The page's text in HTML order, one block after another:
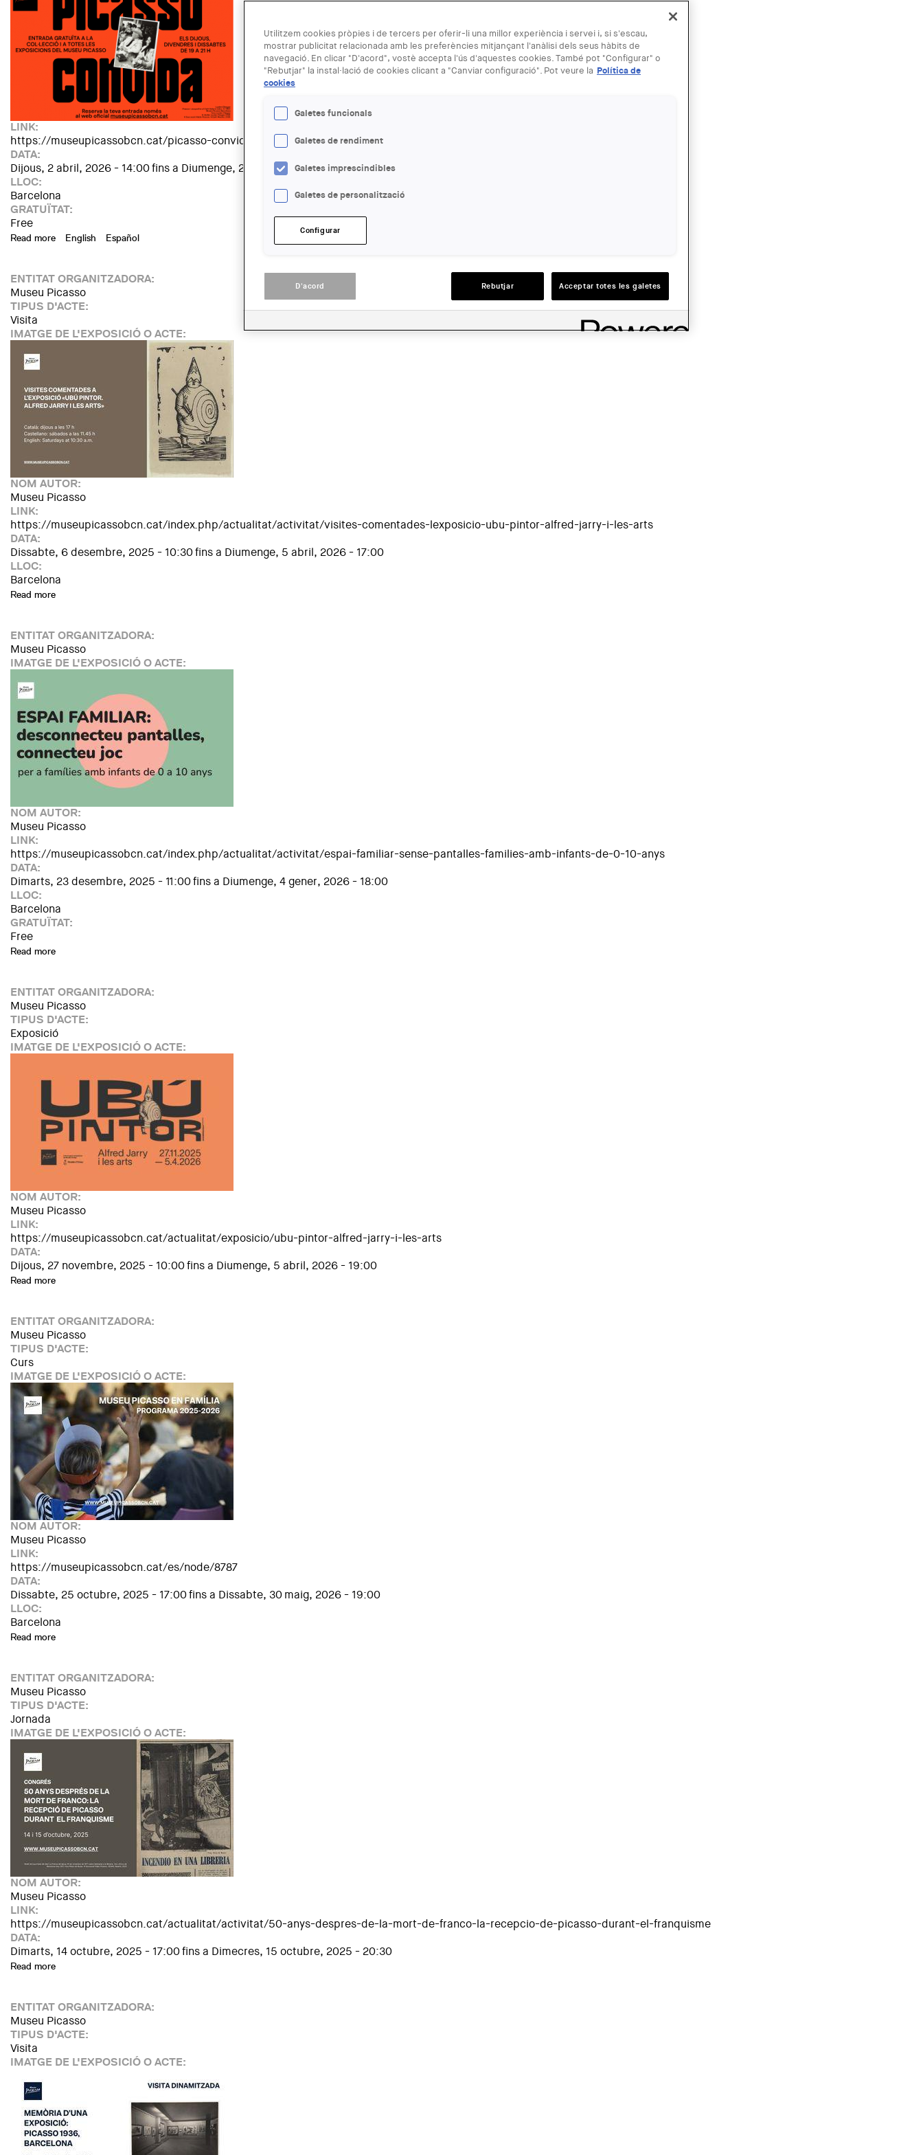
LINK:
https://museupicassobcn.cat/picasso-convida
DATA:
Dijous, 2 abril, 2026 - 14:00fins a Diumenge, 27 setembre, 2026 - 14:00
LLOC:
Barcelona
GRATUÏTAT:
Free
Read more about Picasso convida
English Español
ENTITAT ORGANITZADORA:
Museu Picasso
TIPUS D'ACTE:
Visita
IMATGE DE L'EXPOSICIÓ O ACTE:
NOM AUTOR:
Museu Picasso
LINK:
https://museupicassobcn.cat/index.php/actualitat/activitat/visites-comentades-lexposicio-ubu-pintor-alfred-jarry-i-les-arts
DATA:
Dissabte, 6 desembre, 2025 - 10:30fins a Diumenge, 5 abril, 2026 - 17:00
LLOC:
Barcelona
Read more
ENTITAT ORGANITZADORA:
Museu Picasso
IMATGE DE L'EXPOSICIÓ O ACTE:
NOM AUTOR:
Museu Picasso
LINK:
https://museupicassobcn.cat/index.php/actualitat/activitat/espai-familiar-sense-pantalles-families-amb-infants-de-0-10-anys
DATA:
Dimarts, 23 desembre, 2025 - 11:00fins a Diumenge, 4 gener, 2026 - 18:00
LLOC:
Barcelona
GRATUÏTAT:
Free
Read more
ENTITAT ORGANITZADORA:
Museu Picasso
TIPUS D'ACTE:
Exposició
IMATGE DE L'EXPOSICIÓ O ACTE:
NOM AUTOR:
Museu Picasso
LINK:
https://museupicassobcn.cat/actualitat/exposicio/ubu-pintor-alfred-jarry-i-les-arts
DATA:
Dijous, 27 novembre, 2025 - 10:00fins a Diumenge, 5 abril, 2026 - 19:00
Read more
ENTITAT ORGANITZADORA:
Museu Picasso
TIPUS D'ACTE:
Curs
IMATGE DE L'EXPOSICIÓ O ACTE:
NOM AUTOR:
Museu Picasso
LINK:
https://museupicassobcn.cat/es/node/8787
DATA:
Dissabte, 25 octubre, 2025 - 17:00fins a Dissabte, 30 maig, 2026 - 19:00
LLOC:
Barcelona
Read more
ENTITAT ORGANITZADORA:
Museu Picasso
TIPUS D'ACTE:
Jornada
IMATGE DE L'EXPOSICIÓ O ACTE:
NOM AUTOR:
Museu Picasso
LINK:
https://museupicassobcn.cat/actualitat/activitat/50-anys-despres-de-la-mort-de-franco-la-recepcio-de-picasso-durant-el-franquisme
DATA:
Dimarts, 14 octubre, 2025 - 17:00fins a Dimecres, 15 octubre, 2025 - 20:30
Read more
ENTITAT ORGANITZADORA:
Museu Picasso
TIPUS D'ACTE:
Visita
IMATGE DE L'EXPOSICIÓ O ACTE:
Utilitzem cookies pròpies i de tercers per oferir-li una millor experiència i servei i, si s'escau,
mostrar publicitat relacionada amb les preferències mitjançant l'anàlisi dels seus hàbits de
navegació. En clicar "D'acord", vostè accepta l'ús d'aquestes cookies. També pot "Configurar" o
"Rebutjar" la instal·lació de cookies clicant a "Canviar configuració". Pot veure la Política de
cookies
Galetes funcionals
Galetes de rendiment
Galetes imprescindibles
Galetes de personalització
Configurar
D'acord Rebutjar Acceptar totes les galetes